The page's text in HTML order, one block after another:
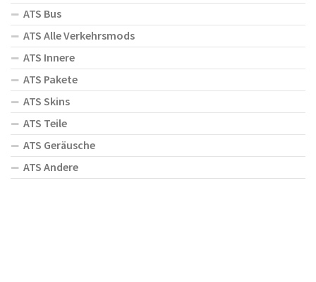
ATS Bus
ATS Alle Verkehrsmods
ATS Innere
ATS Pakete
ATS Skins
ATS Teile
ATS Geräusche
ATS Andere